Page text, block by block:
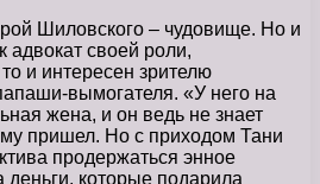
Шиловского – чудовище. Но и
адвокат своей роли,
и интересен зрителю
вымогателя. «У него на
жена, и он ведь не знает
пришел. Но с приходом Тани
продержаться энное
деньги, которые подарила